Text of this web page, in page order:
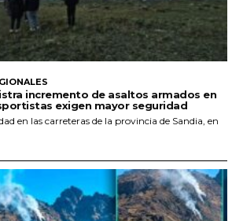
incremento de asaltos armados en
exigen mayor seguridad
en las carreteras de la provincia de Sandia, en